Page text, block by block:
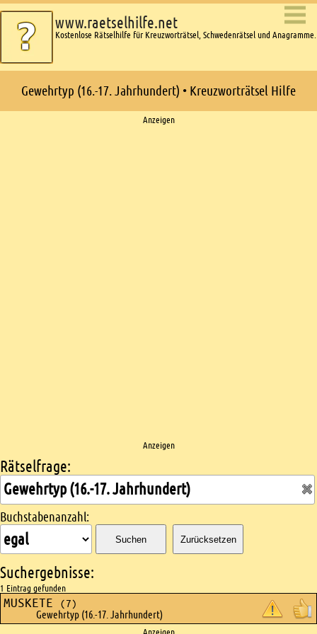
www.raetselhilfe.net
Kostenlose Rätselhilfe für Kreuzworträtsel, Schwedenrätsel und Anagramme.
Gewehrtyp (16.-17. Jahrhundert) • Kreuzworträtsel Hilfe
Anzeigen
Anzeigen
Kreuzworträtsel suchen
Rätselfrage:
Buchstabenanzahl:
Suchen Zurücksetzen
Suchergebnisse:
1 Eintrag gefunden
MUSKETE (7)
Gewehrtyp (16.-17. Jahrhundert)